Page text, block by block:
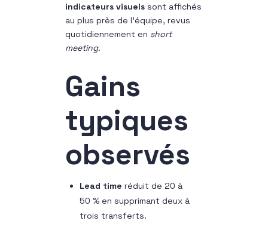
indicateurs visuels sont affichés
au plus près de l’équipe, revus
quotidiennement en short
meeting.
Gains
typiques
observés
Lead time réduit de 20 à
50 % en supprimant deux à
trois transferts.